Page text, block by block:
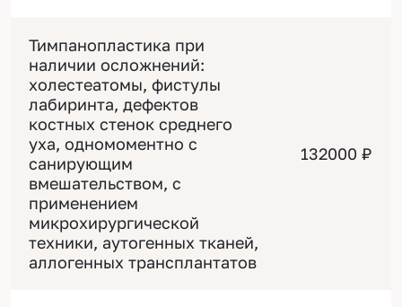
Тимпанопластика при
наличии осложнений:
холестеатомы, фистулы
лабиринта, дефектов
костных стенок среднего
уха, одномоментно с
санирующим
вмешательством, с
применением
микрохирургической
техники, аутогенных тканей,
аллогенных трансплантатов
132000 ₽